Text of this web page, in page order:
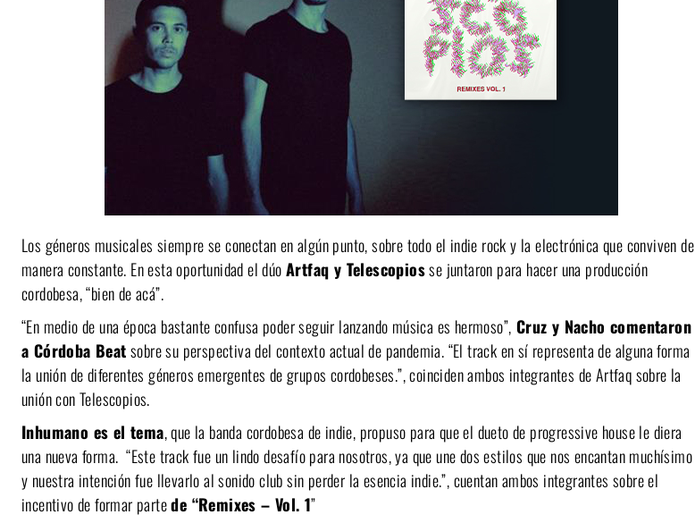
Los géneros musicales siempre se conectan en algún punto, sobre todo el indie rock y la electrónica que conviven de
manera constante. En esta oportunidad el dúoArtfaq y Telescopiosse juntaron para hacer una producción
cordobesa, “bien de acá”.
“En medio de una época bastante confusa poder seguir lanzando música es hermoso”, Cruz y Nachocomentaron
a Córdoba Beatsobre su perspectiva del contexto actual de pandemia. “El track en sí representa de alguna forma
la unión de diferentes géneros emergentes de grupos cordobeses.”, coinciden ambos integrantes de Artfaq sobre la
unión con Telescopios.
Inhumano es el tema, que la banda cordobesa de indie, propuso para que el dueto de progressive house le diera
una nueva forma. “Este track fue un lindo desafío para nosotros, ya que une dos estilos que nos encantan muchísimo
y nuestra intención fue llevarlo al sonido club sin perder la esencia indie.”, cuentan ambos integrantes sobre el
incentivo de formar partede “Remixes – Vol. 1”